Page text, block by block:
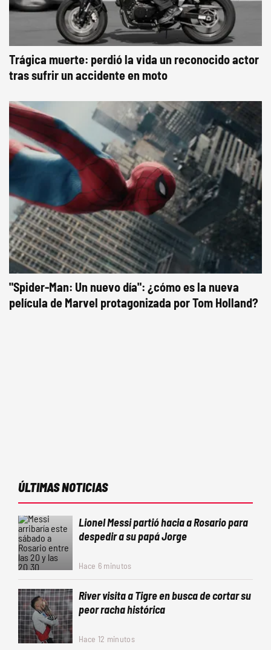
Trágica muerte: perdió la vida un reconocido actor
tras sufrir un accidente en moto
"Spider-Man: Un nuevo día": ¿cómo es la nueva
película de Marvel protagonizada por Tom Holland?
ÚLTIMAS NOTICIAS
Lionel Messi partió hacia a Rosario para
despedir a su papá Jorge
Hace 6 minutos
River visita a Tigre en busca de cortar su
peor racha histórica
Hace 12 minutos